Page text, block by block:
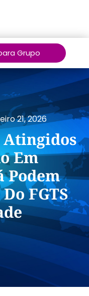
Grupo
21, 2026
Atingidos
Em
Podem
FGTS